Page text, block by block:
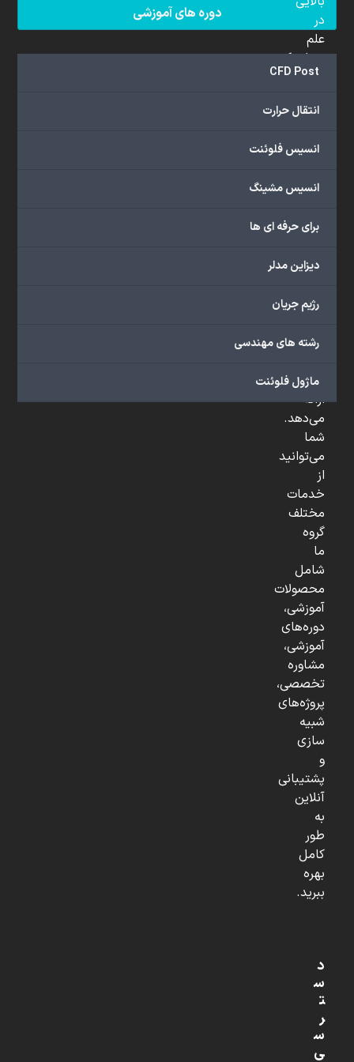
دوره های آموزشی
CFD Post
انتقال حرارت
انسیس فلوئنت
انسیس مشینگ
برای حرفه ای ها
دیزاین مدلر
رژیم جریان
رشته های مهندسی
ماژول فلوئنت
در
علم
دینامیک
سیالات
(CFD)
هستند.
ما
گسترده‌ای
با
دانشگاهی،
صنعتی
...
ارائه
می‌دهد.
شما
می‌توانید
از
خدمات
مختلف
گروه
ما
شامل
محصولات
آموزشی،
دوره‌های
آموزشی،
مشاوره
تخصصی،
پروژه‌های
شبیه
سازی
و
پشتیبانی
آنلاین
به
طور
کامل
بهره
ببرید.
د
س
ت
ر
س
ی